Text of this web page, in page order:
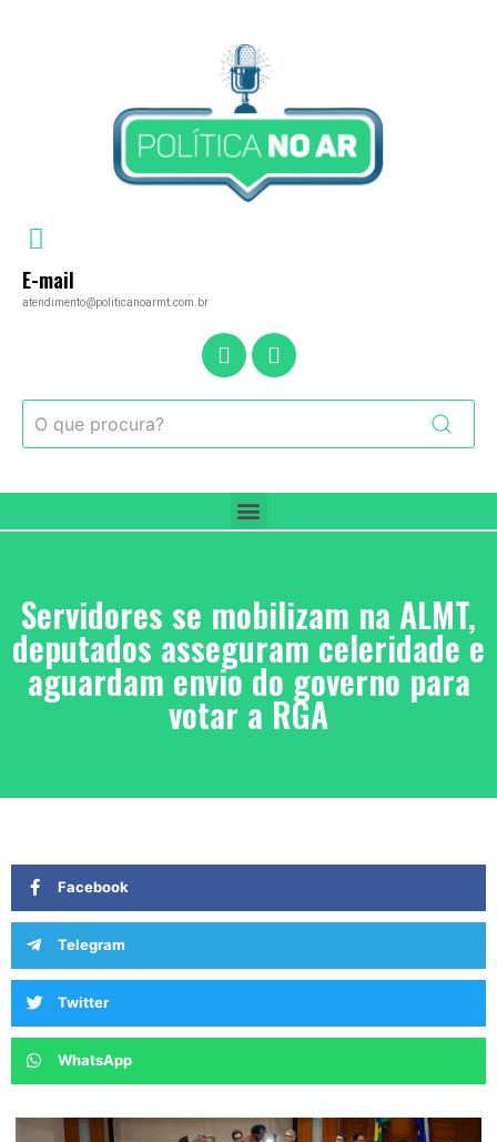
E-mail
atendimento@politicanoarmt.com.br
Servidores se mobilizam na ALMT,
deputados asseguram celeridade e
aguardam envio do governo para
votar a RGA
Facebook
Telegram
Twitter
WhatsApp